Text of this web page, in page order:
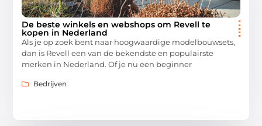
De beste winkels en webshops om Revell te
kopen in Nederland
Als je op zoek bent naar hoogwaardige modelbouwsets,
dan is Revell een van de bekendste en populairste
merken in Nederland. Of je nu een beginner
Bedrijven